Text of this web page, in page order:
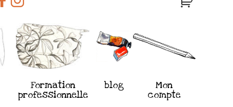
Formation
professionnelle
blog
Mon
compte